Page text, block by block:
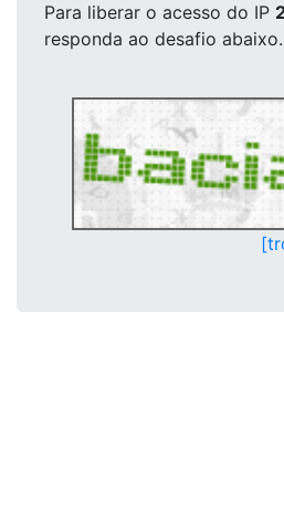
Para liberar o acesso do IP
responda ao desafio abaixo.